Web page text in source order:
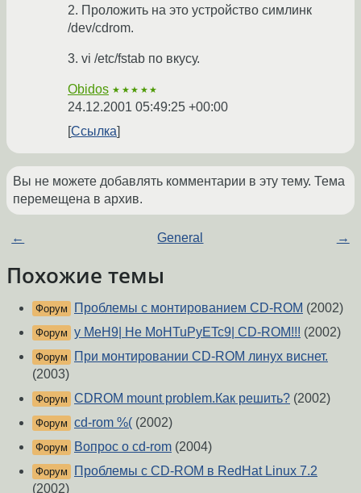
2. Проложить на это устройство симлинк
/dev/cdrom.
3. vi /etc/fstab по вкусу.
Obidos ★★★★★
24.12.2001 05:49:25 +00:00
Ссылка
Вы не можете добавлять комментарии в эту тему. Тема
перемещена в архив.
← General →
Похожие темы
Форум Проблемы с монтированием CD-ROM (2002)
Форум y MeH9| He MoHTuPyETc9| CD-ROM!!! (2002)
Форум
При монтировании CD-ROM линух виснет.
(2003)
Форум CDROM mount problem.Как решить? (2002)
Форум cd-rom %( (2002)
Форум Вопрос о cd-rom (2004)
Форум
Проблемы с CD-ROM в RedHat Linux 7.2
(2002)